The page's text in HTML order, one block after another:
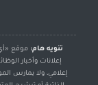
تنويه هام: موقع
إعلانات وأخبار
إعلامي، ولا يمارس